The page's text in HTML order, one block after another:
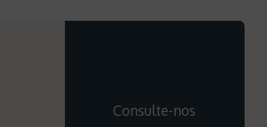
Consulte-nos